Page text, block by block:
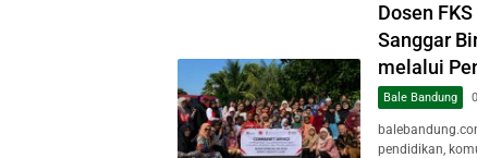
Dosen
Sanggar
melalui
Bale Bandung
pendidikan,